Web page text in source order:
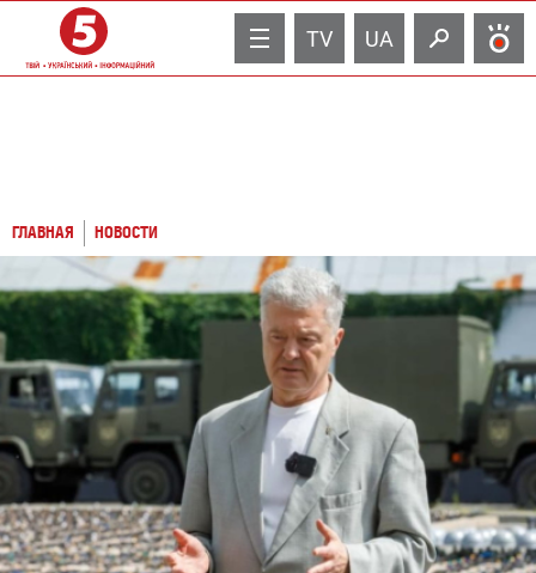
TV UA
ГЛАВНАЯ НОВОСТИ